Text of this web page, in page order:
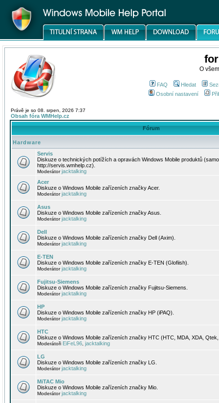
O
FAQ Hledat
Osobní nastavení
Právě je so 08. srpen, 2026 7:37
Obsah fóra WMHelp.cz
Fórum
Hardware
Servis
Diskuze o technických potížích a opravách Windows Mobile produktů
http://servis.wmhelp.cz).
Moderátorjacktalking
Acer
Diskuze o Windows Mobile zařízeních značky Acer.
Moderátorjacktalking
Asus
Diskuze o Windows Mobile zařízeních značky Asus.
Moderátorjacktalking
Dell
Diskuze o Windows Mobile zařízeních značky Dell (Axim).
Moderátorjacktalking
E-TEN
Diskuze o Windows Mobile zařízeních značky E-TEN (Glofiish).
Moderátorjacktalking
Fujitsu-Siemens
Diskuze o Windows Mobile zařízeních značky Fujitsu-Siemens.
Moderátorjacktalking
HP
Diskuze o Windows Mobile zařízeních značky HP (iPAQ).
Moderátorjacktalking
HTC
Diskuze o Windows Mobile zařízeních značky HTC (HTC, MDA, XDA,
Moderátoři EiFeL96 jacktalking
LG
Diskuze o Windows Mobile zařízeních značky LG.
Moderátorjacktalking
MiTAC Mio
Diskuze o Windows Mobile zařízeních značky Mio.
Moderátorjacktalking